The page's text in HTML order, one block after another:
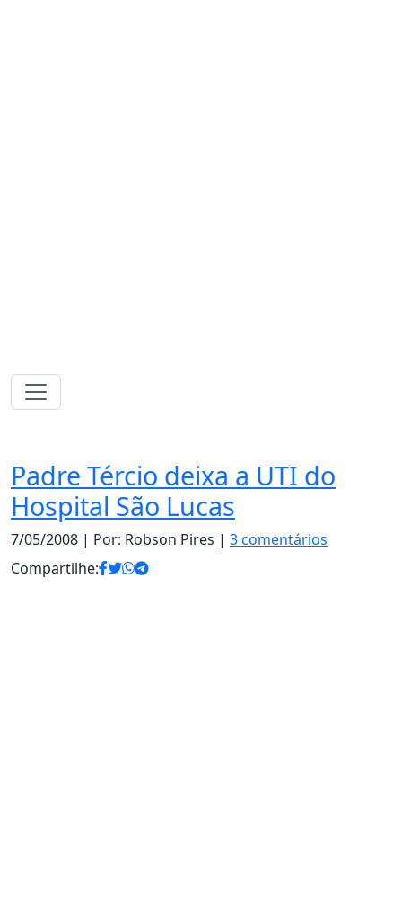
Padre Tércio deixa a UTI do
Hospital São Lucas
7/05/2008 | Por: Robson Pires | 3 comentários
Compartilhe: